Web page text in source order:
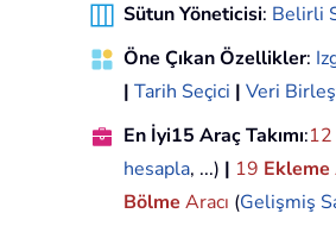
Sütun Yöneticisi: Belirli
Öne Çıkan Özellikler:
| Tarih Seçici | Veri
En İyi15 Araç Takımı:12
hesapla, ...) | 19 Ekleme
Bölme Aracı (Gelişmiş